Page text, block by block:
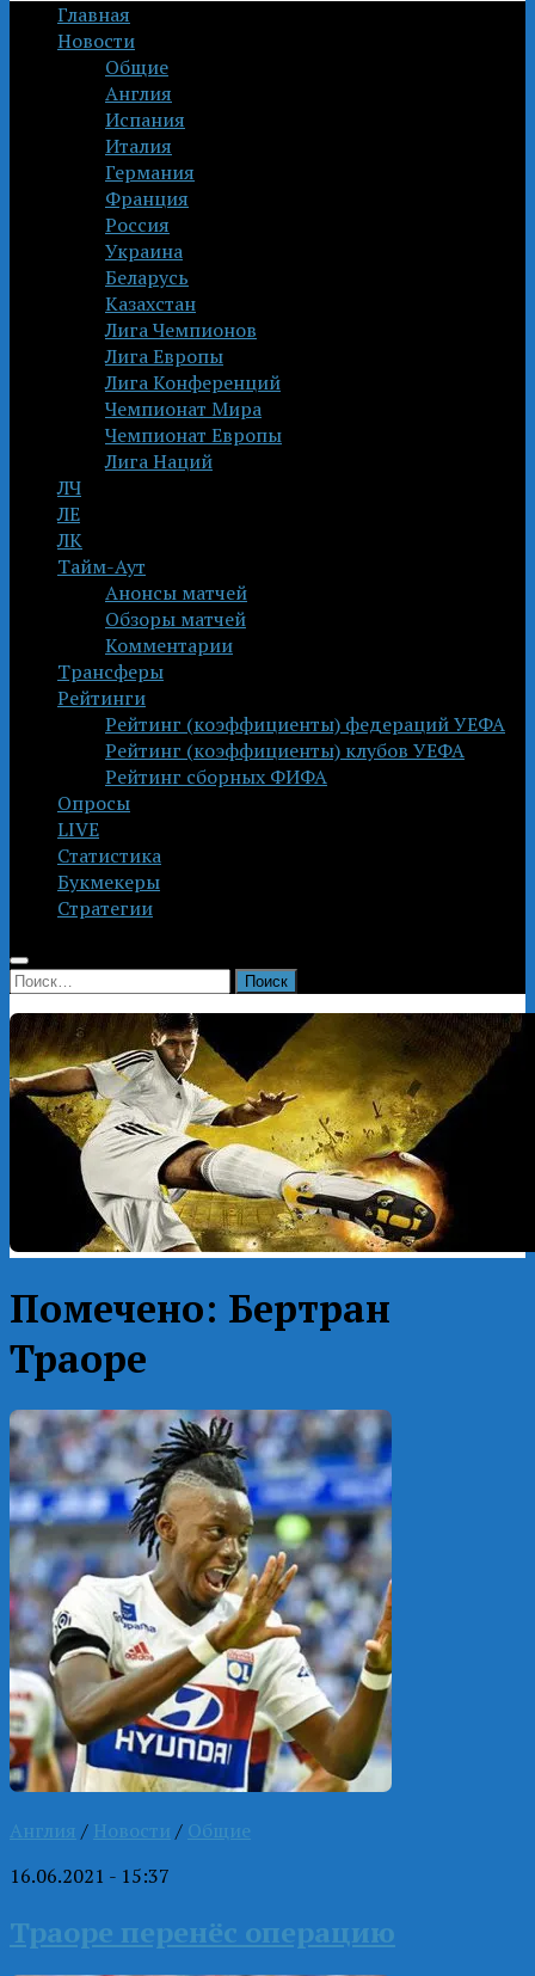
Главная
Новости
Общие
Англия
Испания
Италия
Германия
Франция
Россия
Украина
Беларусь
Казахстан
Лига Чемпионов
Лига Европы
Лига Конференций
Чемпионат Мира
Чемпионат Европы
Лига Наций
ЛЧ
ЛЕ
ЛК
Тайм-Аут
Анонсы матчей
Обзоры матчей
Комментарии
Трансферы
Рейтинги
Рейтинг (коэффициенты) федераций УЕФА
Рейтинг (коэффициенты) клубов УЕФА
Рейтинг сборных ФИФА
Опросы
LIVE
Статистика
Букмекеры
Стратегии
Найти:
Помечено: Бертран
Траоре
Англия / Новости / Общие
16.06.2021 - 15:37
Траоре перенёс операцию